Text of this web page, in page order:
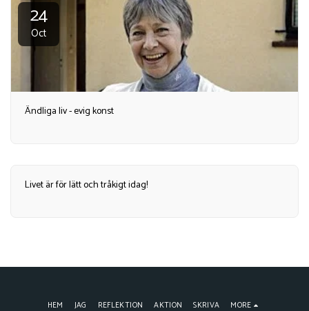
24
Oct
Ändliga liv - evig konst
Livet är för lätt och tråkigt idag!
HEM JAG REFLEKTION AKTION SKRIVA MORE